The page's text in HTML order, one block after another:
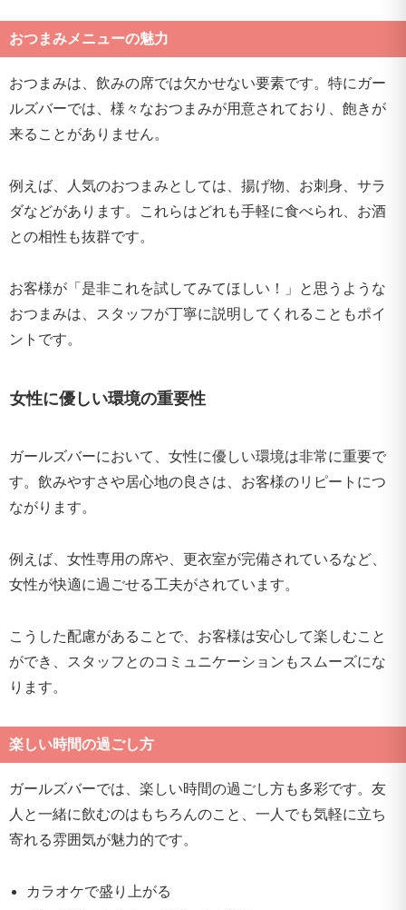
おつまみメニューの魅力
おつまみは、飲みの席では欠かせない要素です。特にガー
ルズバーでは、様々なおつまみが用意されており、飽きが
来ることがありません。
例えば、人気のおつまみとしては、揚げ物、お刺身、サラ
ダなどがあります。これらはどれも手軽に食べられ、お酒
との相性も抜群です。
お客様が「是非これを試してみてほしい！」と思うような
おつまみは、スタッフが丁寧に説明してくれることもポイ
ントです。
女性に優しい環境の重要性
ガールズバーにおいて、女性に優しい環境は非常に重要で
す。飲みやすさや居心地の良さは、お客様のリピートにつ
ながります。
例えば、女性専用の席や、更衣室が完備されているなど、
女性が快適に過ごせる工夫がされています。
こうした配慮があることで、お客様は安心して楽しむこと
ができ、スタッフとのコミュニケーションもスムーズにな
ります。
楽しい時間の過ごし方
ガールズバーでは、楽しい時間の過ごし方も多彩です。友
人と一緒に飲むのはもちろんのこと、一人でも気軽に立ち
寄れる雰囲気が魅力的です。
カラオケで盛り上がる